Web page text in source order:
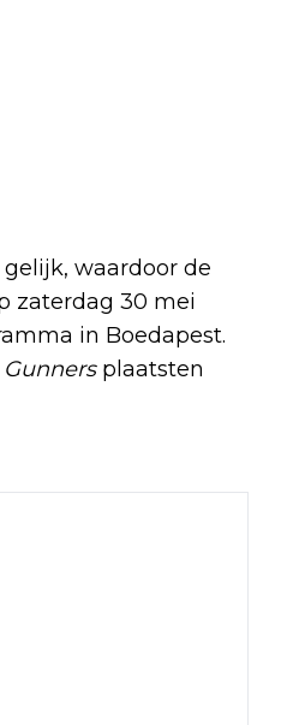
waardoor de
zaterdag 30 mei
in Boedapest.
Gunners plaatsten